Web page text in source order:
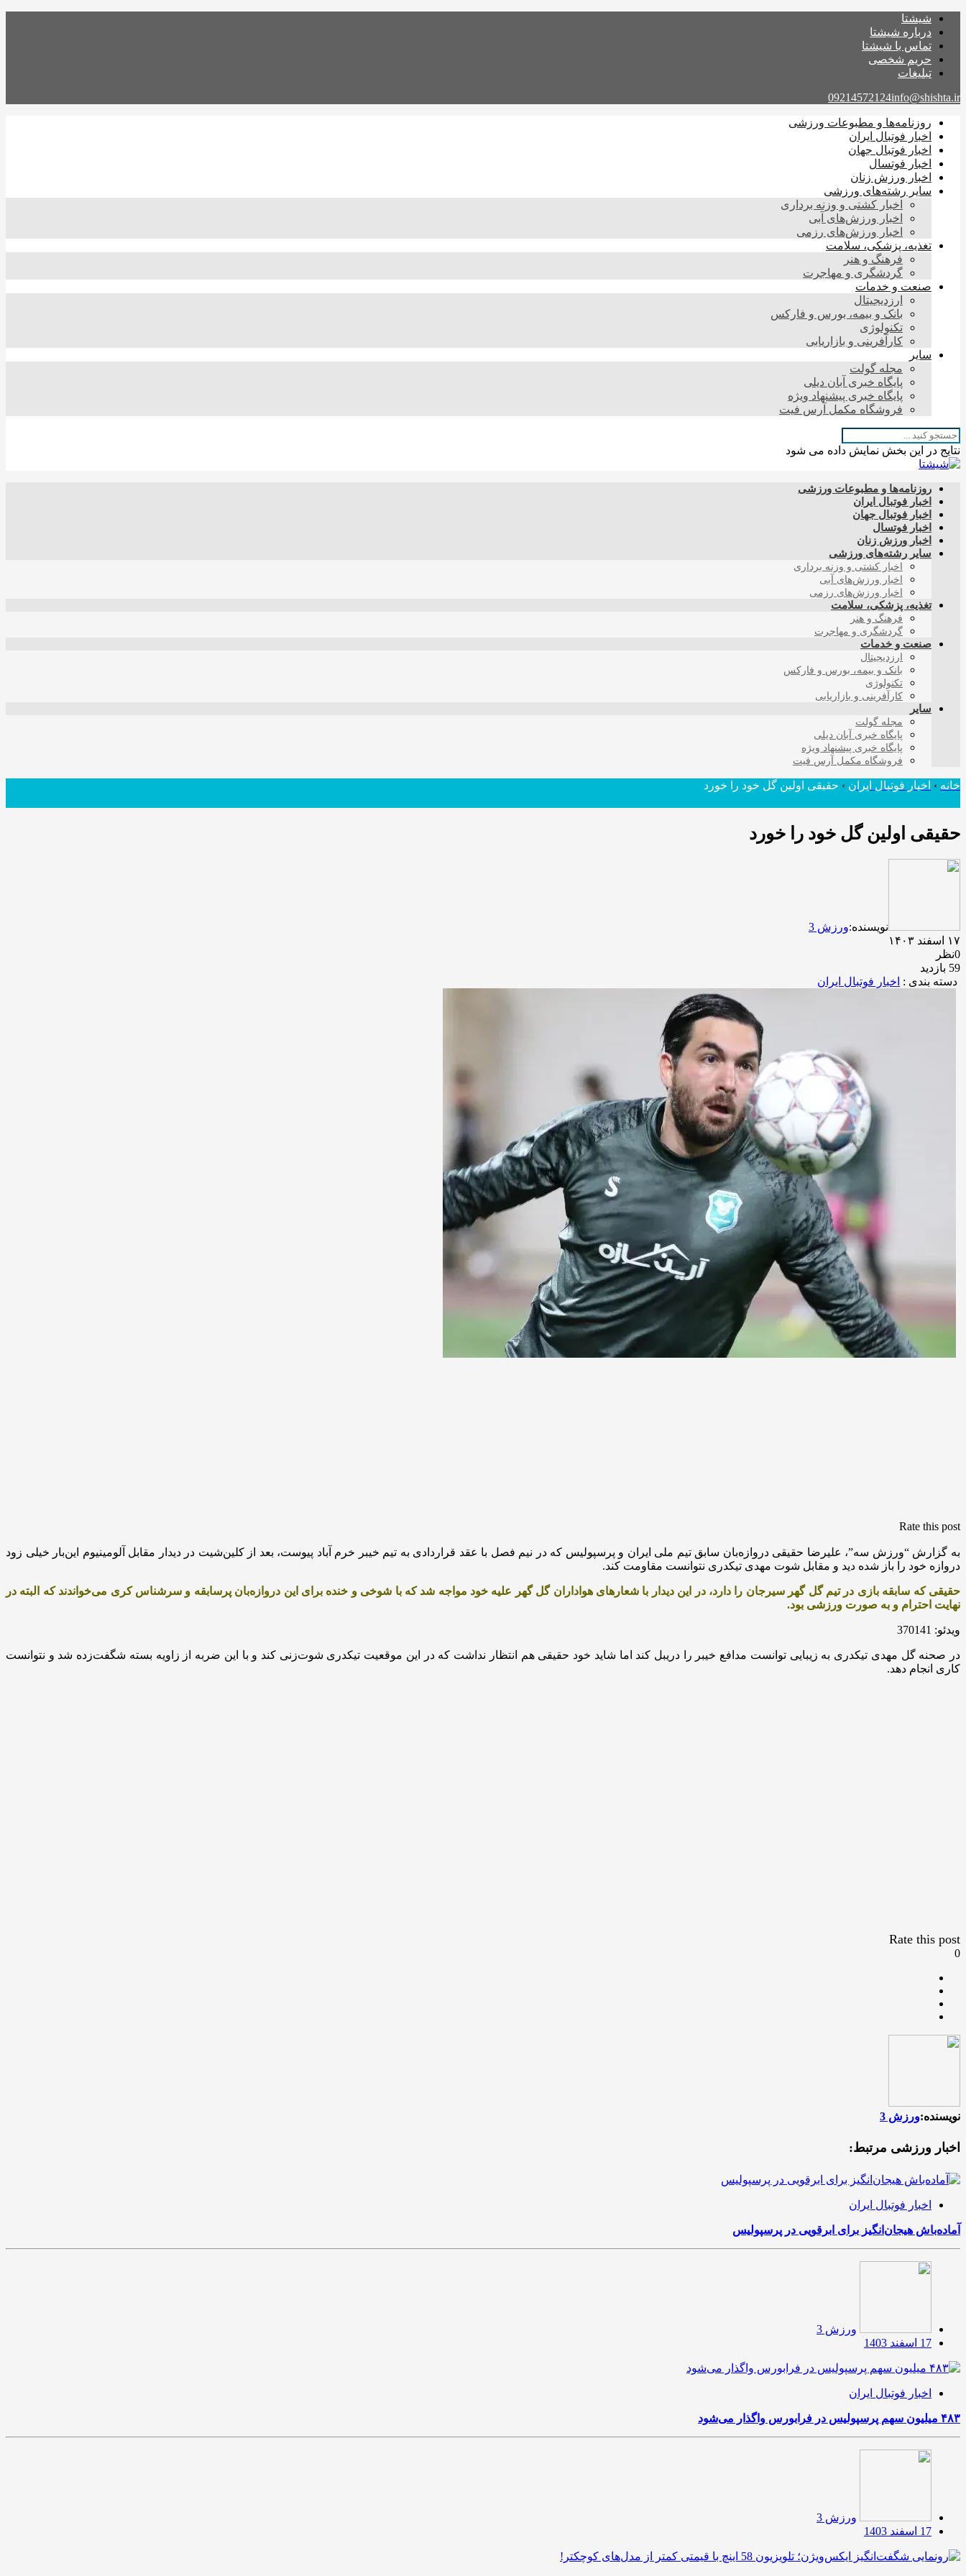
شیشتا
درباره شیشتا
تماس با شیشتا
حریم شخصی
تبلیغات
09214572124info@shishta.ir
روزنامه‌ها و مطبوعات ورزشی
اخبار فوتبال ایران
اخبار فوتبال جهان
اخبار فوتسال
اخبار ورزش زنان
سایر رشته‌های ورزشی
اخبار کشتی و وزنه برداری
اخبار ورزش‌های آبی
اخبار ورزش‌های رزمی
تغذیه، پزشکی، سلامت
فرهنگ و هنر
گردشگری و مهاجرت
صنعت و خدمات
ارزدیجیتال
بانک و بیمه، بورس و فارکس
تکنولوژی
کارآفرینی و بازاریابی
سایر
مجله گولت
پایگاه خبری آبان دیلی
پایگاه خبری پیشنهاد ویژه
فروشگاه مکمل آرس فیت
نتایج در این بخش نمایش داده می شود
روزنامه‌ها و مطبوعات ورزشی
اخبار فوتبال ایران
اخبار فوتبال جهان
اخبار فوتسال
اخبار ورزش زنان
سایر رشته‌های ورزشی
اخبار کشتی و وزنه برداری
اخبار ورزش‌های آبی
اخبار ورزش‌های رزمی
تغذیه، پزشکی، سلامت
فرهنگ و هنر
گردشگری و مهاجرت
صنعت و خدمات
ارزدیجیتال
بانک و بیمه، بورس و فارکس
تکنولوژی
کارآفرینی و بازاریابی
سایر
مجله گولت
پایگاه خبری آبان دیلی
پایگاه خبری پیشنهاد ویژه
فروشگاه مکمل آرس فیت
خانه › اخبار فوتبال ایران › حقیقی اولین گل خود را خورد
حقیقی اولین گل خود را خورد
نویسنده:ورزش 3
۱۷ اسفند ۱۴۰۳
0نظر
59 بازدید
دسته بندی : اخبار فوتبال ایران
Rate this post
به گزارش “ورزش سه”، علیرضا حقیقی دروازه‌بان سابق تیم ملی ایران و پرسپولیس که در نیم فصل با عقد قراردادی به تیم خیبر خرم آباد پیوست، بعد از کلین‌شیت در دیدار مقابل آلومینیوم این‌بار خیلی زود
دروازه خود را باز شده دید و مقابل شوت مهدی تیکدری نتوانست مقاومت کند.
حقیقی که سابقه بازی در تیم گل گهر سیرجان را دارد، در این دیدار با شعارهای هواداران گل گهر علیه خود مواجه شد که با شوخی و خنده برای این دروازه‌بان پرسابقه و سرشناس کری می‌خواندند که البته در
نهایت احترام و به صورت ورزشی بود.
ویدئو: 370141
در صحنه گل مهدی تیکدری به زیبایی توانست مدافع خیبر را دریبل کند اما شاید خود حقیقی هم انتظار نداشت که در این موقعیت تیکدری شوت‌زنی کند و با این ضربه از زاویه بسته شگفت‌زده شد و نتوانست
کاری انجام دهد.
Rate this post
0
نویسنده:ورزش 3
اخبار ورزشی مرتبط:
اخبار فوتبال ایران
آماده‌باش هیجان‌انگیز برای ابرقویی در پرسپولیس
ورزش 3
17 اسفند 1403
اخبار فوتبال ایران
۴۸۳ میلیون سهم پرسپولیس در فرابورس واگذار می‌شود
ورزش 3
17 اسفند 1403